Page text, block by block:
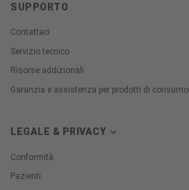
SUPPORTO
Contattaci
Servizio tecnico
Risorse addizionali
Garanzia e assistenza per prodotti di consumo
LEGALE & PRIVACY
Conformità
Pazienti